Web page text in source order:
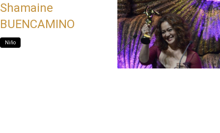
Shamaine
BUENCAMINO
Niño